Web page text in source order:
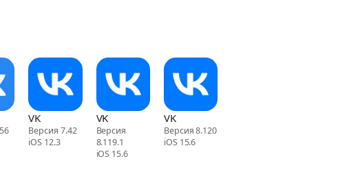
VK
Версия 7.42
iOS 12.3
VK
Версия
8.119.1
iOS 15.6
VK
Версия 8.120
iOS 15.6